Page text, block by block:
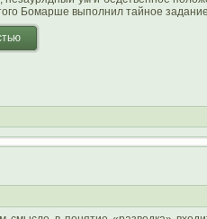
Бомарше выполнил тайное